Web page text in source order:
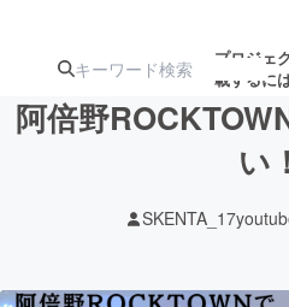
プロジェ
載するに
ターン
ジェクト
阿倍野
い！